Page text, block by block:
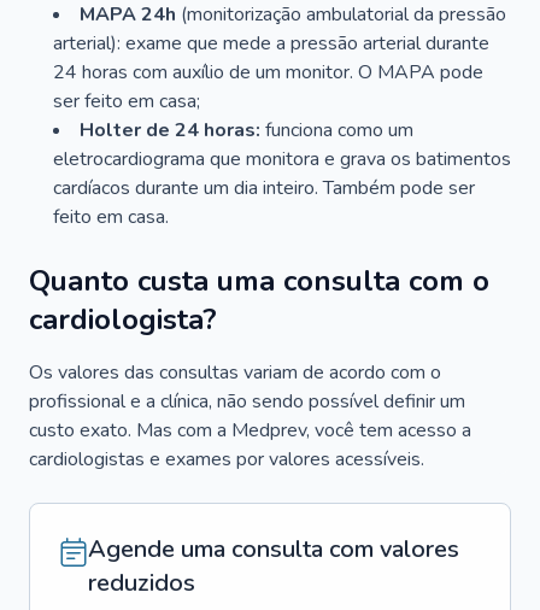
MAPA 24h (monitorização ambulatorial da pressão
arterial): exame que mede a pressão arterial durante
24 horas com auxílio de um monitor. O MAPA pode
ser feito em casa;
Holter de 24 horas: funciona como um
eletrocardiograma que monitora e grava os batimentos
cardíacos durante um dia inteiro. Também pode ser
feito em casa.
Quanto custa uma consulta com o
cardiologista?
Os valores das consultas variam de acordo com o
profissional e a clínica, não sendo possível definir um
custo exato. Mas com a Medprev, você tem acesso a
cardiologistas e exames por valores acessíveis.
Agende uma consulta com valores
reduzidos